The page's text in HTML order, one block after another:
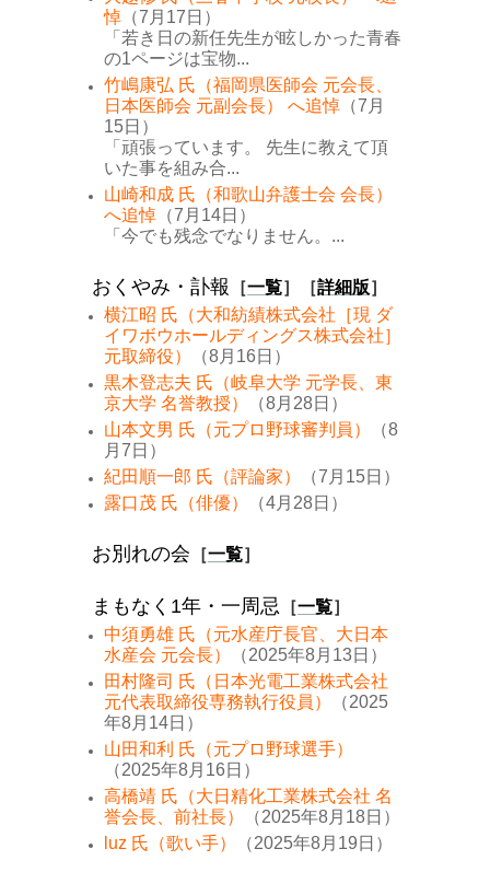
悼 （7月17日）
「若き日の新任先生が眩しかった青春
の1ページは宝物...
竹嶋康弘 氏（福岡県医師会 元会長、
日本医師会 元副会長） へ追悼 （7月
15日）
「頑張っています。 先生に教えて頂
いた事を組み合...
山崎和成 氏（和歌山弁護士会 会長）
へ追悼 （7月14日）
「今でも残念でなりません。...
おくやみ・訃報 ［一覧］［詳細版］
横江昭 氏（大和紡績株式会社［現 ダ
イワボウホールディングス株式会社］
元取締役）
（8月16日）
黒木登志夫 氏（岐阜大学 元学長、東
京大学 名誉教授）
（8月28日）
山本文男 氏（元プロ野球審判員）
（8
月7日）
紀田順一郎 氏（評論家）
（7月15日）
露口茂 氏（俳優）
（4月28日）
お別れの会 ［一覧］
まもなく1年・一周忌 ［一覧］
中須勇雄 氏（元水産庁長官、大日本
水産会 元会長）
（2025年8月13日）
田村隆司 氏（日本光電工業株式会社
元代表取締役専務執行役員）
（2025
年8月14日）
山田和利 氏（元プロ野球選手）
（2025年8月16日）
高橋靖 氏（大日精化工業株式会社 名
誉会長、前社長）
（2025年8月18日）
luz 氏（歌い手）
（2025年8月19日）